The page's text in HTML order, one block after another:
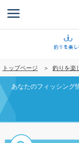
ン
に
移
動
釣りを楽し
トップページ 釣りを楽
あなたのフィッシング